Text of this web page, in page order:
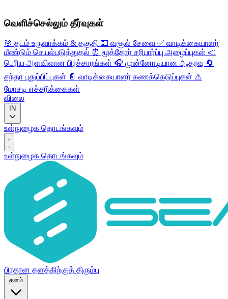
வெளிச்செல்லும் தீர்வுகள்
🎯 தடம் உருவாக்கம் & தகுதி 💵 வசூல் சேவை ✅ வாடிக்கையாளர்
மீண்டும் செயல்படுத்துதல் ⏰ மூத்தோர் சரிபார்ப்பு அழைப்புகள் 📣
பெரிய அளவிலான பிரச்சாரங்கள் 🎧 முன்னோடியான ஆதரவு 🔄
சந்தா புதுப்பிப்புகள் 📄 வாடிக்கையாளர் கணக்கெடுப்புகள் ⚠️
மோசடி எச்சரிக்கைகள்
விலை
IN
உள்நுழைக தொடங்கவும்
உள்நுழைக தொடங்கவும்
பிரதான தளத்திற்குத் திரும்பு
தளம்